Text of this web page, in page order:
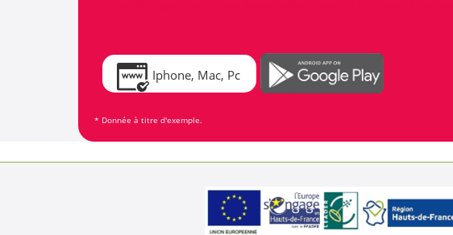
Iphone, Mac, Pc
* Donnée à titre d'exemple.